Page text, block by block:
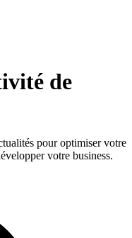
de
pour optimiser votre
votre business.